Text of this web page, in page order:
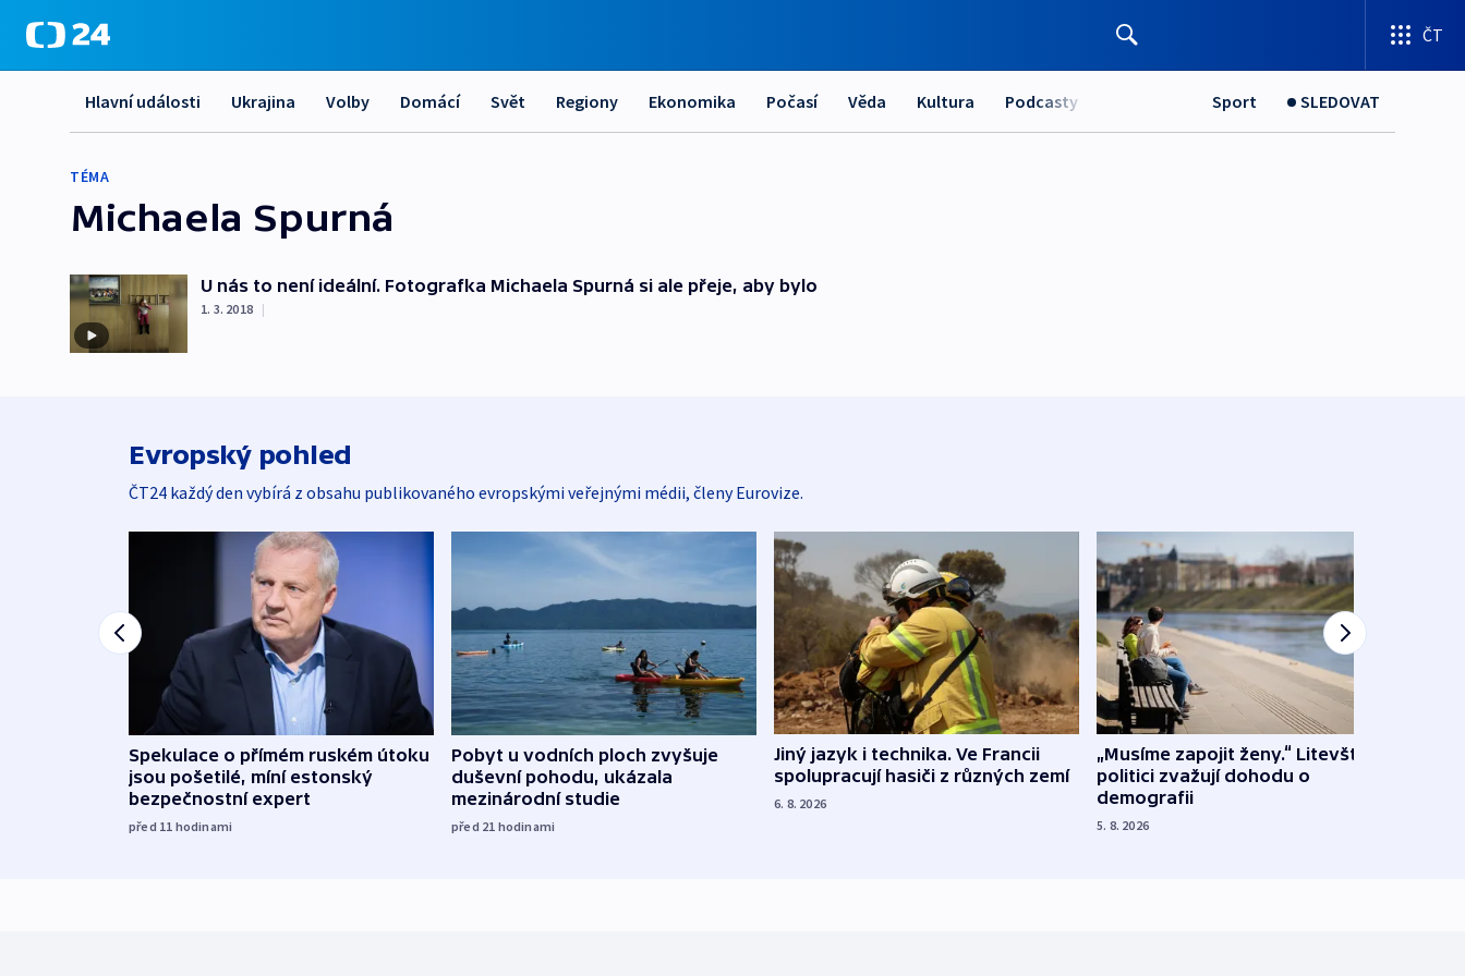
ČT
Hlavní události Ukrajina Volby Domácí Svět Regiony Ekonomika Počasí Věda Kultura Podcasty Sport SLEDOVAT
TÉMA
Michaela Spurná
U nás to není ideální. Fotografka Michaela Spurná si ale přeje, aby bylo
1. 3. 2018 |
Evropský pohled
ČT24 každý den vybírá z obsahu publikovaného evropskými veřejnými médii, členy Eurovize.
Spekulace o přímém ruském útoku
jsou pošetilé, míní estonský
bezpečnostní expert
před 11 hodinami
Pobyt u vodních ploch zvyšuje
duševní pohodu, ukázala
mezinárodní studie
před 21 hodinami
Jiný jazyk i technika. Ve Francii
spolupracují hasiči z různých zemí
6. 8. 2026
„Musíme zapojit ženy.“ Litevští
politici zvažují dohodu o
demografii
5. 8. 2026